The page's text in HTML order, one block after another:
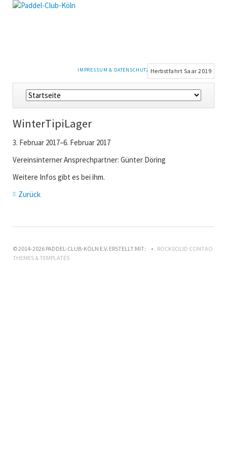
NAVIGATION
IMPRESSUM & DATENSCHUTZ Herbstfahrt Saar 2019
Navigation
überspringen
WinterTipiLager
3. Februar 2017–6. Februar 2017
Vereinsinterner Ansprechpartner: Günter Döring
Weitere Infos gibt es bei ihm.
Zurück
© 2014-2026 PADDEL-CLUB-KÖLN E.V. ERSTELLT MIT:
ROCKSOLID CONTAO
THEMES & TEMPLATES